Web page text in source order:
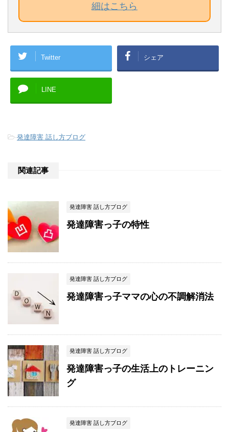
細はこちら
Twitter シェア
LINE
-発達障害 話し方ブログ
関連記事
発達障害 話し方ブログ
発達障害っ子の特性
発達障害 話し方ブログ
発達障害っ子ママの心の不調解消法
発達障害 話し方ブログ
発達障害っ子の生活上のトレーニン
グ
発達障害 話し方ブログ